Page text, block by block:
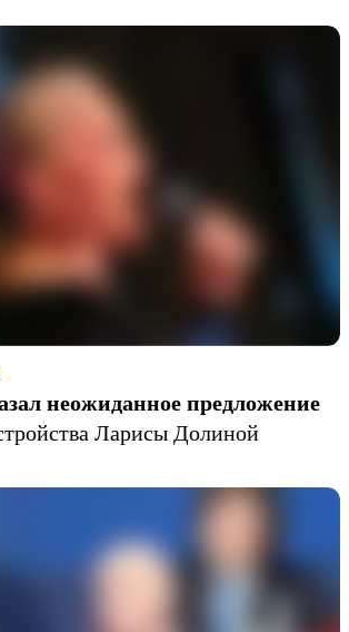
неожиданное предложение
Ларисы Долиной